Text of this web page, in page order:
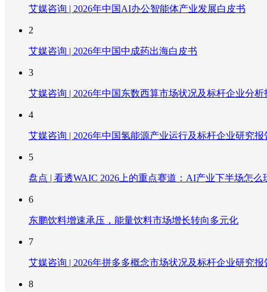
艾媒咨询 | 2026年中国AI办公智能体产业发展白皮书
2
艾媒咨询 | 2026年中国中成药出海白皮书
3
艾媒咨询 | 2026年中国东数西算市场状况及标杆企业分析
4
艾媒咨询 | 2026年中国氢能源产业运行及标杆企业研究报
5
盘点 | 看透WAIC 2026上的重点赛道：AI产业下半场怎么
6
东鹏饮料增速承压，能量饮料市场增长转向多元化
7
艾媒咨询 | 2026年拼多多概念市场状况及标杆企业研究报
8